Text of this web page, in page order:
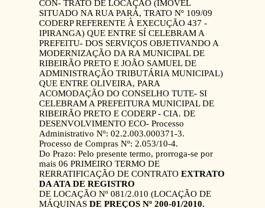
CON- TRATO DE LOCAÇÃO (IMÓVEL
SITUADO NA RUA PARÁ, TRATO Nº 109/09
CODERP REFERENTE À EXECUÇÃO 437 -
IPIRANGA) QUE ENTRE SÍ CELEBRAM A
PREFEITU- DOS SERVIÇOS OBJETIVANDO A
MODERNIZAÇÃO DA RA MUNICIPAL DE
RIBEIRÃO PRETO E JOÃO SAMUEL DE
ADMINISTRAÇÃO TRIBUTÁRIA MUNICIPAL)
QUE ENTRE OLIVEIRA, PARA
ACOMODAÇÃO DO CONSELHO TUTE- SI
CELEBRAM A PREFEITURA MUNICIPAL DE
RIBEIRÃO PRETO E CODERP - CIA. DE
DESENVOLVIMENTO ECO- Processo
Administrativo Nº: 02.2.003.000371-3.
Processo de Compras Nº: 2.053/10-4.
Do Prazo: Pelo presente termo, prorroga-se por
mais 06 PRIMEIRO TERMO DE
RERRATIFICAÇÃO DE CONTRATO EXTRATO
DA ATA DE REGISTRO
DE LOCAÇÃO Nº 081/2.010 (LOCAÇÃO DE
MÁQUINAS DE PREÇOS Nº 200-01/2010.